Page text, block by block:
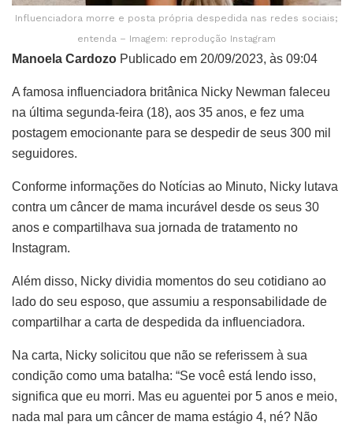
Influenciadora morre e posta própria despedida nas redes sociais;
entenda – Imagem: reprodução Instagram
Manoela Cardozo Publicado em 20/09/2023, às 09:04
A famosa influenciadora britânica Nicky Newman faleceu
na última segunda-feira (18), aos 35 anos, e fez uma
postagem emocionante para se despedir de seus 300 mil
seguidores.
Conforme informações do Notícias ao Minuto, Nicky lutava
contra um câncer de mama incurável desde os seus 30
anos e compartilhava sua jornada de tratamento no
Instagram.
Além disso, Nicky dividia momentos do seu cotidiano ao
lado do seu esposo, que assumiu a responsabilidade de
compartilhar a carta de despedida da influenciadora.
Na carta, Nicky solicitou que não se referissem à sua
condição como uma batalha: “Se você está lendo isso,
significa que eu morri. Mas eu aguentei por 5 anos e meio,
nada mal para um câncer de mama estágio 4, né? Não